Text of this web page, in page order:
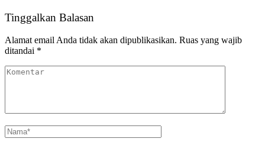
Tinggalkan Balasan
Alamat email Anda tidak akan dipublikasikan. Ruas yang wajib
ditandai *